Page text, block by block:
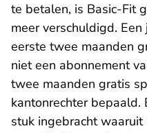
te betalen, is Basic-Fit
meer verschuldigd.
eerste twee maanden
niet een abonnement
twee maanden gratis
kantonrechter
stuk ingebracht